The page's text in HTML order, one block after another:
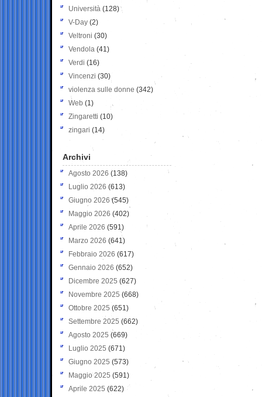
Università (128)
V-Day (2)
Veltroni (30)
Vendola (41)
Verdi (16)
Vincenzi (30)
violenza sulle donne (342)
Web (1)
Zingaretti (10)
zingari (14)
Archivi
Agosto 2026 (138)
Luglio 2026 (613)
Giugno 2026 (545)
Maggio 2026 (402)
Aprile 2026 (591)
Marzo 2026 (641)
Febbraio 2026 (617)
Gennaio 2026 (652)
Dicembre 2025 (627)
Novembre 2025 (668)
Ottobre 2025 (651)
Settembre 2025 (662)
Agosto 2025 (669)
Luglio 2025 (671)
Giugno 2025 (573)
Maggio 2025 (591)
Aprile 2025 (622)